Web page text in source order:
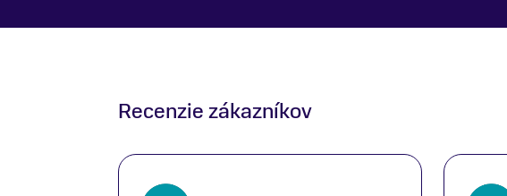
Recenzie zákazníkov